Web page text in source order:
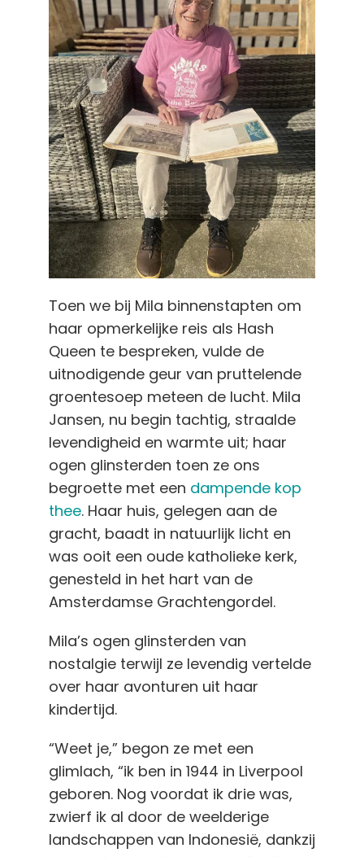
Toen we bij Mila binnenstapten om
haar opmerkelijke reis als Hash
Queen te bespreken, vulde de
uitnodigende geur van pruttelende
groentesoep meteen de lucht. Mila
Jansen, nu begin tachtig, straalde
levendigheid en warmte uit; haar
ogen glinsterden toen ze ons
begroette met een dampende kop
thee. Haar huis, gelegen aan de
gracht, baadt in natuurlijk licht en
was ooit een oude katholieke kerk,
genesteld in het hart van de
Amsterdamse Grachtengordel.
Mila’s ogen glinsterden van
nostalgie terwijl ze levendig vertelde
over haar avonturen uit haar
kindertijd.
“Weet je,” begon ze met een
glimlach, “ik ben in 1944 in Liverpool
geboren. Nog voordat ik drie was,
zwierf ik al door de weelderige
landschappen van Indonesië, dankzij